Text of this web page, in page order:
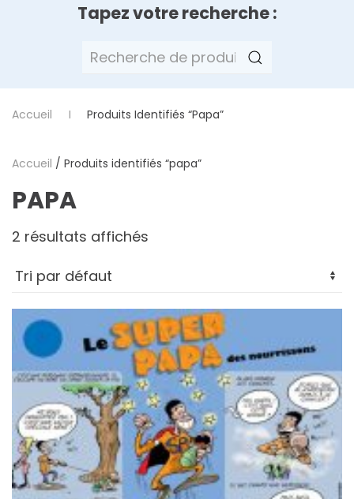
Tapez votre recherche :
Recherche
Accueil Produits Identifiés “papa”
Accueil / Produits identifiés “papa”
PAPA
2 résultats affichés